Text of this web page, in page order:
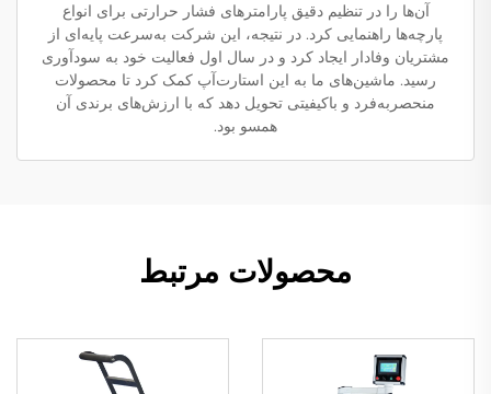
آن‌ها را در تنظیم دقیق پارامترهای فشار حرارتی برای انواع
پارچه‌ها راهنمایی کرد. در نتیجه، این شرکت به‌سرعت پایه‌ای از
مشتریان وفادار ایجاد کرد و در سال اول فعالیت خود به سودآوری
رسید. ماشین‌های ما به این استارت‌آپ کمک کرد تا محصولات
منحصربه‌فرد و باکیفیتی تحویل دهد که با ارزش‌های برندی آن
همسو بود.
محصولات مرتبط